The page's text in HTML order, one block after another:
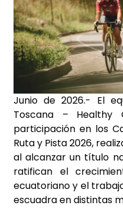
Junio de 2026.- El
Toscana – Healthy
participación en los
Ruta y Pista 2026,
al alcanzar un título
ratifican el
ecuatoriano y el
escuadra en distintas